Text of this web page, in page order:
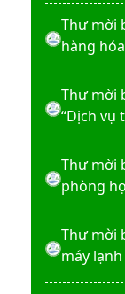
Thư mời
hàng
Erba XL-
Thư mời
“Dịch vụ
thuật số”
Thư mời
phòng
Thư mời
máy